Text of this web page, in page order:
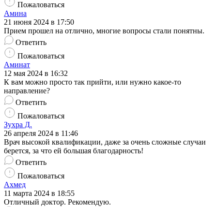
Пожаловаться
Амина
21 июня 2024 в 17:50
Прием прошел на отлично, многие вопросы стали понятны.
Ответить
Пожаловаться
Аминат
12 мая 2024 в 16:32
К вам можно просто так прийти, или нужно какое-то
направление?
Ответить
Пожаловаться
Зухра Д.
26 апреля 2024 в 11:46
Врач высокой квалификации, даже за очень сложные случаи
берется, за что ей большая благодарность!
Ответить
Пожаловаться
Ахмед
11 марта 2024 в 18:55
Отличный доктор. Рекомендую.